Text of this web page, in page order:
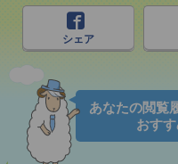
シェア
あなたの閲覧
おす